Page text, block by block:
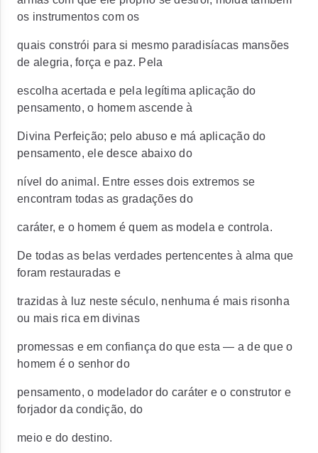
os instrumentos com os
quais constrói para si mesmo paradisíacas mansões
de alegria, força e paz. Pela
escolha acertada e pela legítima aplicação do
pensamento, o homem ascende à
Divina Perfeição; pelo abuso e má aplicação do
pensamento, ele desce abaixo do
nível do animal. Entre esses dois extremos se
encontram todas as gradações do
caráter, e o homem é quem as modela e controla.
De todas as belas verdades pertencentes à alma que
foram restauradas e
trazidas à luz neste século, nenhuma é mais risonha
ou mais rica em divinas
promessas e em confiança do que esta — a de que o
homem é o senhor do
pensamento, o modelador do caráter e o construtor e
forjador da condição, do
meio e do destino.